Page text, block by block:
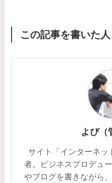
この記事を書いた人
よぴ（
サイト「インターネッ
者。ビジネスプロデュ
やブログを書きながら